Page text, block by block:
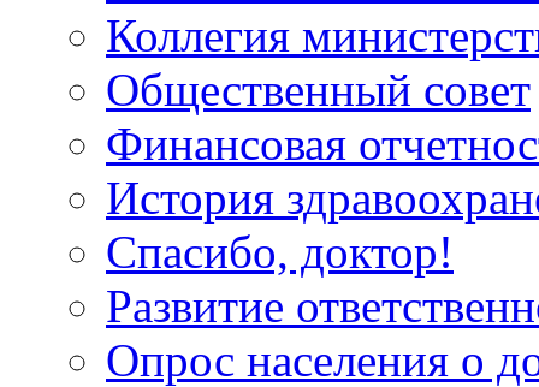
Коллегия
Общественный совет
Финансовая
История
Спасибо, доктор!
Развитие
Опрос населения о